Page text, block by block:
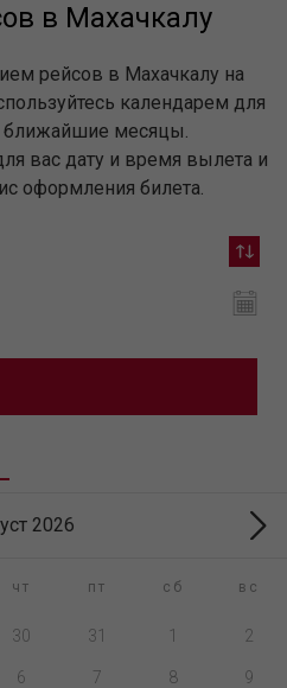
в Махачкалу
рейсов в Махачкалу на
календарем для
ближайшие месяцы.
вас дату и время вылета и
оформления билета.
2026
чт пт сб вс
30 31 1 2
6 7 8 9